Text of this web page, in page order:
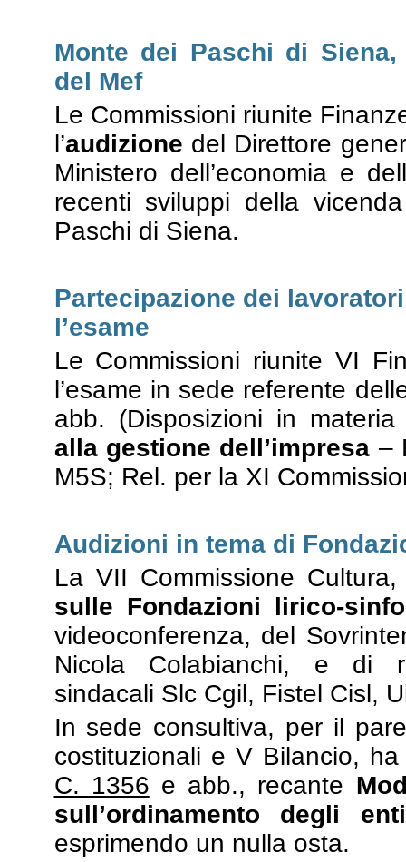
Monte dei Paschi di
del Mef
Le Commissioni riunite
l’audizione del Direttore
Ministero dell’economia e
recenti sviluppi della
Paschi di Siena.
Partecipazione dei
l’esame
Le Commissioni riunite VI
l’esame in sede referente
abb. (Disposizioni in
alla gestione dell’impresa –
M5S; Rel. per la XI
Audizioni in tema di
La VII Commissione
sulle Fondazioni lirico-
videoconferenza, del
Nicola Colabianchi, e di
sindacali Slc Cgil, Fistel Cisl,
In sede consultiva, per il
costituzionali e V Bilancio,
C. 1356 e abb., recante
sull’ordinamento degli
esprimendo un nulla osta.